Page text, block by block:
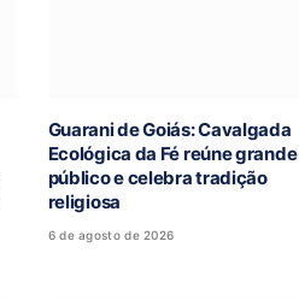
Guarani de Goiás: Cavalgada
Ecológica da Fé reúne grande
público e celebra tradição
religiosa
6 de agosto de 2026